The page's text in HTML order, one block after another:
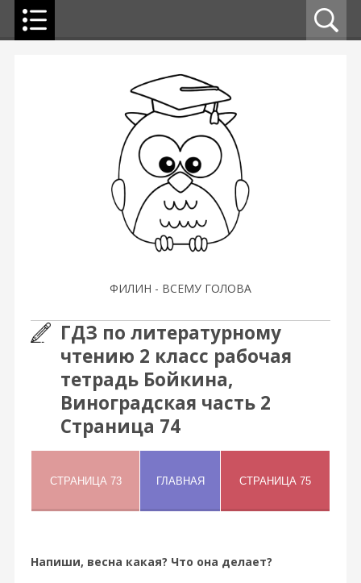
ФИЛИН - ВСЕМУ ГОЛОВА
ГДЗ по литературному
чтению 2 класс рабочая
тетрадь Бойкина,
Виноградская часть 2
Страница 74
Напиши, весна какая? Что она делает?